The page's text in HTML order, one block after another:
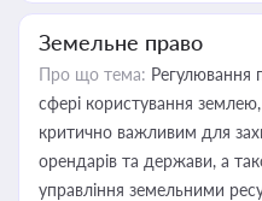
Земельне право
Про що тема: Регулювання
сфері користування
критично важливим для
орендарів та держави, а
управління земельними